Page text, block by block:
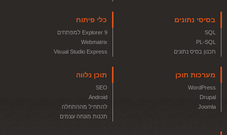
בסיסי נתונים
SQL
PL-SQL
תכנון בסיס נתונים
כלי פיתוח
Explorer 9 למפתחים
Webmatrix
Visual Studio Express
מערכות תוכן
WordPress
Drupal
Joomla
תוכן נלווה
SEO
Android
להתחיל מההתחלה
תכנות מונחה עצמים